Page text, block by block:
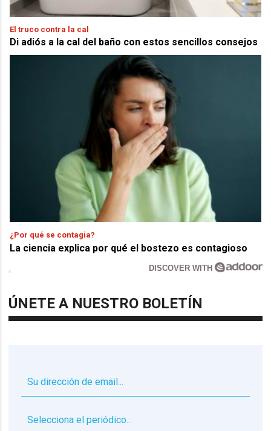
El truco contra la cal
Di adiós a la cal del baño con estos sencillos consejos
¿Por qué se contagia?
La ciencia explica por qué el bostezo es contagioso
DISCOVER WITH
ÚNETE A NUESTRO BOLETÍN